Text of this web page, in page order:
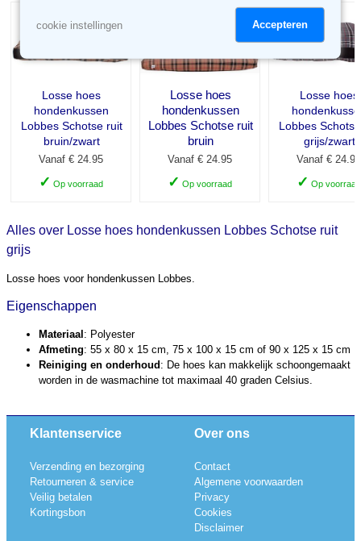
Losse hoes
hondenkussen
Lobbes Schotse ruit
bruin/zwart
Vanaf € 24.95
✓ Op voorraad
Losse hoes
hondenkussen
Lobbes Schotse ruit
bruin
Vanaf € 24.95
✓ Op voorraad
Losse hoes
Lobbes
grijs/zwart
Vanaf € 24.95
✓ Op voorraad
Alles over Losse hoes hondenkussen Lobbes Schotse ruit
grijs
Losse hoes voor hondenkussen Lobbes.
Eigenschappen
Materiaal : Polyester
Afmeting: 55 x 80 x 15 cm, 75 x 100 x 15 cm of 90 x 125 x 15 cm
Reiniging en onderhoud : De hoes kan makkelijk schoongemaakt
worden in de wasmachine tot maximaal 40 graden Celsius.
Klantenservice
Verzending en bezorging
Retourneren & service
Veilig betalen
Kortingsbon
Over ons
Contact
Algemene voorwaarden
Privacy
Cookies
Disclaimer
cookie instellingen Accepteren